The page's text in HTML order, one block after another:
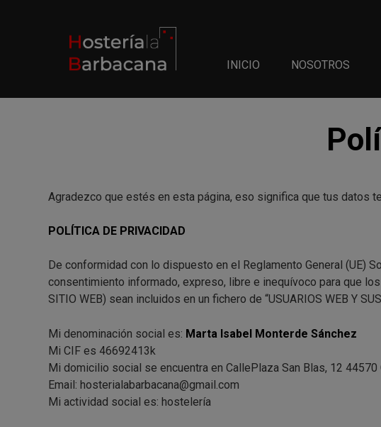
INICIO
NOSOTROS
Agradezco que estés en esta página, eso significa que tus datos
POLÍTICA DE PRIVACIDAD
De conformidad con lo dispuesto en el Reglamento General (UE)
consentimiento informado, expreso, libre e inequívoco para que
SITIO WEB) sean incluidos en un fichero de “USUARIOS WEB Y
Mi denominación social es: Marta Isabel Monterde Sánchez
Mi CIF es 46692413k
Mi domicilio social se encuentra en CallePlaza San Blas, 12 44570
Email: hosterialabarbacana@gmail.com
Mi actividad social es: hostelería